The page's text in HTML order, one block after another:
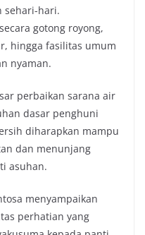
sehari-hari.
gotong royong,
hingga fasilitas umum
nyaman.
perbaikan sarana air
dasar penghuni
diharapkan mampu
dan menunjang
asuhan.
menyampaikan
perhatian yang